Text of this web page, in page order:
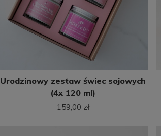
Urodzinowy zestaw świec sojowych
(4x 120 ml)
159,00 zł